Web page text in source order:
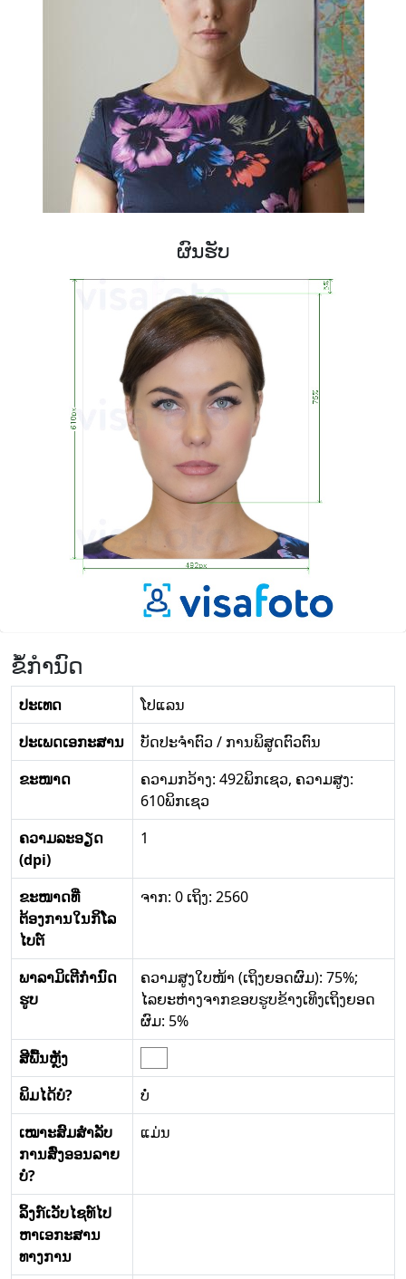
ຜົນຮັບ
ຂໍ້ກໍານົດ
ປະເທດ
ໂປແລນ
ປະເພດເອກະສານ
ບັດປະຈໍາຕົວ / ການພິສູດຕົວຕົນ
ຂະໜາດ
ຄວາມກວ້າງ: 492ພິກເຊວ, ຄວາມສູງ:
610ພິກເຊວ
ຄວາມລະອຽດ
(dpi)
1
ຂະໜາດທີ່
ຕ້ອງການໃນກິໂລ
ໄບຕ໌
ຈາກ: 0 ເຖິງ: 2560
ພາລາມິເຕີກໍານົດ
ຮູບ
ຄວາມສູງໃບໜ້າ (ເຖິງຍອດຜົມ): 75%;
ໄລຍະຫ່າງຈາກຂອບຮູບຂ້າງເທິງເຖິງຍອດ
ຜົມ: 5%
ສີພື້ນຫຼັງ
ພິມໄດ້ບໍ?
ບໍ່
ເໝາະສົມສໍາລັບ
ການສົ່ງອອນລາຍ
ບໍ?
ແມ່ນ
ລິ້ງກ໌ເວັບໄຊທ໌ໄປ
ຫາເອກະສານ
ທາງການ